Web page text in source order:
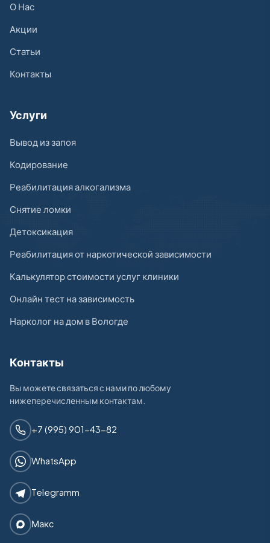
О Нас
Акции
Статьи
Контакты
Услуги
Вывод из запоя
Кодирование
Реабилитация алкогализма
Снятие ломки
Детоксикация
Реабилитация от наркотической зависимости
Калькулятор стоимости услуг клиники
Онлайн тест на зависимость
Нарколог на дом в Вологде
Контакты
Вы можете связаться с нами по любому
нижеперечисленным контактам.
+7 (995) 901-43-82
WhatsApp
Telegramm
Макс